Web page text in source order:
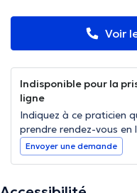
Voir
Indisponible pour la
ligne
Indiquez à ce praticien
prendre rendez-vous en
Envoyer une demande